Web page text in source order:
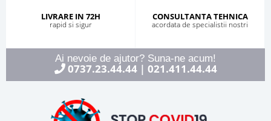
LIVRARE IN 72H
rapid si sigur
CONSULTANTA TEHNICA
acordata de specialistii nostri
Ai nevoie de ajutor? Suna-ne acum!
0737.23.44.44| 021.411.44.44